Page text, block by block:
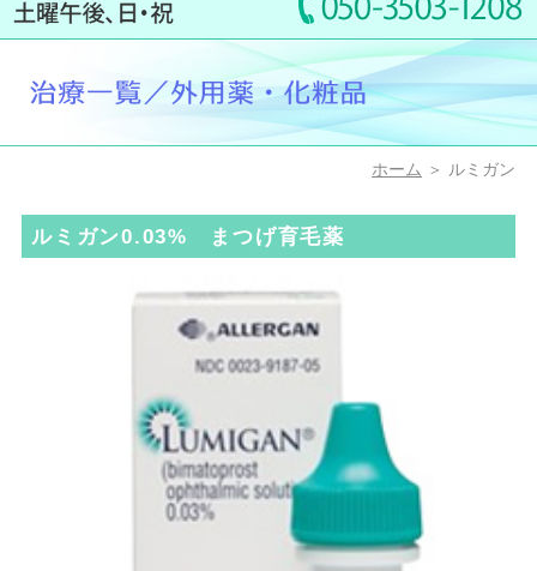
ホーム ＞ ルミガン
ルミガン0.03% まつげ育毛薬